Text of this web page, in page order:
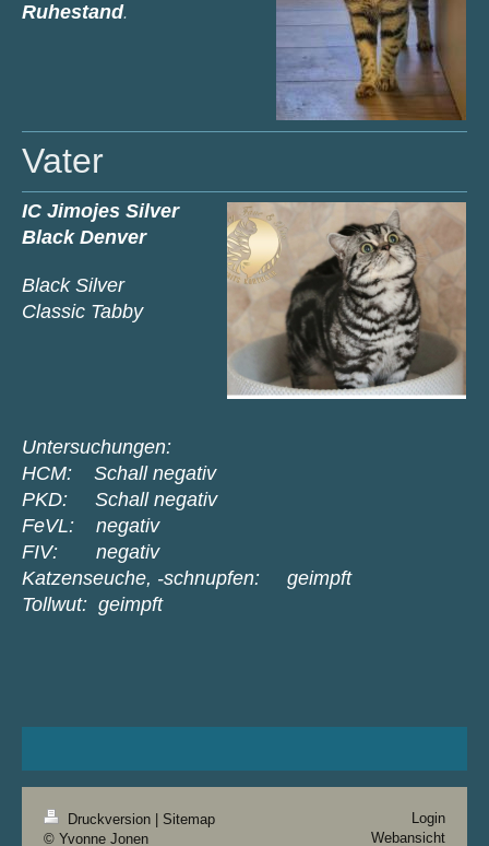
Ruhestand.
Vater
IC Jimojes Silver
Black Denver
Black Silver
Classic Tabby
Untersuchungen:
HCM: Schall negativ
PKD: Schall negativ
FeVL: negativ
FIV: negativ
Katzenseuche, -schnupfen: geimpft
Tollwut: geimpft
Druckversion
Sitemap
© Yvonne Jonen
Login
Webansicht